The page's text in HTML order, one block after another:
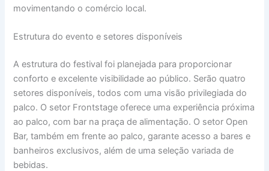
movimentando o comércio local.
Estrutura do evento e setores disponíveis
A estrutura do festival foi planejada para proporcionar
conforto e excelente visibilidade ao público. Serão quatro
setores disponíveis, todos com uma visão privilegiada do
palco. O setor Frontstage oferece uma experiência próxima
ao palco, com bar na praça de alimentação. O setor Open
Bar, também em frente ao palco, garante acesso a bares e
banheiros exclusivos, além de uma seleção variada de
bebidas.